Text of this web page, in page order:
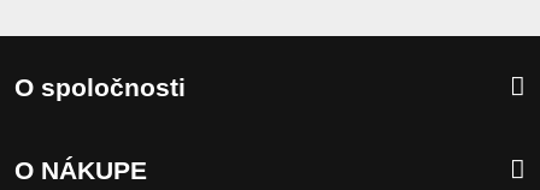
O spoločnosti
O NÁKUPE